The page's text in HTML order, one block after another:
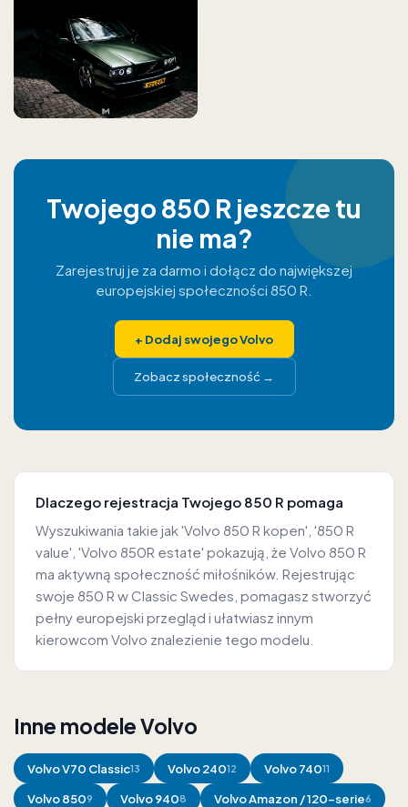
Twojego 850 R jeszcze tu
nie ma?
Zarejestruj je za darmo i dołącz do największej
europejskiej społeczności 850 R.
+ Dodaj swojego Volvo
Zobacz społeczność →
Dlaczego rejestracja Twojego 850 R pomaga
Wyszukiwania takie jak 'Volvo 850 R kopen', '850 R
value', 'Volvo 850R estate' pokazują, że Volvo 850 R
ma aktywną społeczność miłośników. Rejestrując
swoje 850 R w Classic Swedes, pomagasz stworzyć
pełny europejski przegląd i ułatwiasz innym
kierowcom Volvo znalezienie tego modelu.
Inne modele Volvo
VolvoV70 Classic13 Volvo24012 Volvo74011
Volvo8509 Volvo9408 VolvoAmazon / 120-serie6